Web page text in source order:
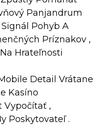
Panjandrum
Pohyb A
Príznakov ,
Hrateľnosti
Detail Vrátane
Kasíno
Vypočítať ,
Poskytovateľ .